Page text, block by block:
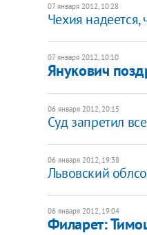
07 января 2012, 10:28
Чехия
07 января 2012, 10:10
Янукович
06 января 2012, 20:15
Суд запретил
06 января 2012, 19:38
Львовский
06 января 2012, 19:04
Филарет: